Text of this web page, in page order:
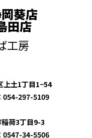
葵店
田店
工房
上土1丁目1−54
297-5109
荷3丁目9-3
34-5506